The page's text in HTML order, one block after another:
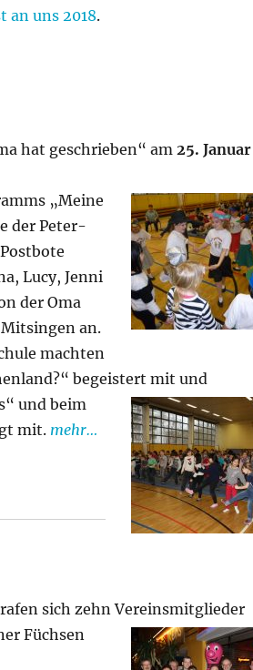
an uns 2018.
hat geschrieben“ am25. Januar
„Meine
der Peter-
Lucy, Jenni
der Oma
an.
machten
begeistert mit und
und beim
mit. mehr…
sich zehnVereinsmitglieder
Füchsen